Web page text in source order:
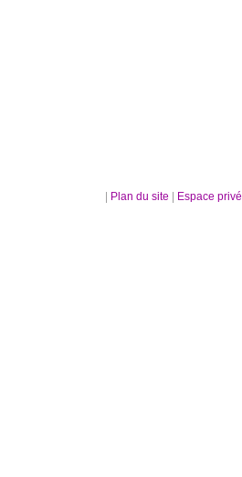
Plan du site Espace privé